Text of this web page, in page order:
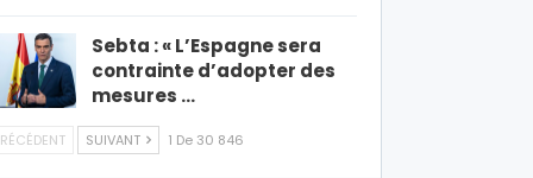
Sebta : « L’Espagne sera
contrainte d’adopter des
mesures …
SUIVANT 1 De 30 846